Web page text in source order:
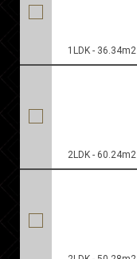
1LDK - 36.34m2
2LDK - 60.24m2